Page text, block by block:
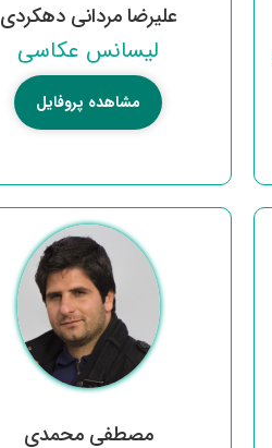
علیرضا مردانی دهکردی
لیسانس عکاسی
مشاهده پروفایل
مصطفی محمدی